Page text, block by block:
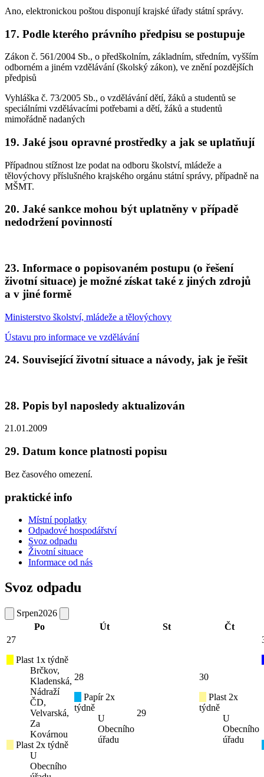
Ano, elektronickou poštou disponují krajské úřady státní správy.
17. Podle kterého právního předpisu se postupuje
Zákon č. 561/2004 Sb., o předškolním, základním, středním, vyšším
odborném a jiném vzdělávání (školský zákon), ve znění pozdějších
předpisů
Vyhláška č. 73/2005 Sb., o vzdělávání dětí, žáků a studentů se
speciálními vzdělávacími potřebami a dětí, žáků a studentů
mimořádně nadaných
19. Jaké jsou opravné prostředky a jak se uplatňují
Případnou stížnost lze podat na odboru školství, mládeže a
tělovýchovy příslušného krajského orgánu státní správy, případně na
MŠMT.
20. Jaké sankce mohou být uplatněny v případě
nedodržení povinností
23. Informace o popisovaném postupu (o řešení
životní situace) je možné získat také z jiných zdrojů
a v jiné formě
Ministerstvo školství, mládeže a tělovýchovy
Ústavu pro informace ve vzdělávání
24. Související životní situace a návody, jak je řešit
28. Popis byl naposledy aktualizován
21.01.2009
29. Datum konce platnosti popisu
Bez časového omezení.
praktické info
Místní poplatky
Odpadové hospodářství
Svoz odpadu
Životní situace
Informace od nás
Svoz odpadu
Srpen2026
Po
Út St
Čt
27
Plast 1x týdně
Brčkov,
Kladenská,
Nádraží
ČD,
Velvarská,
Za
Kovárnou
Plast 2x týdně
U
Obecního
28
Papír 2x
týdně
U
Obecního
úřadu
29
30
Plast 2x
týdně
U
Obecního
úřadu